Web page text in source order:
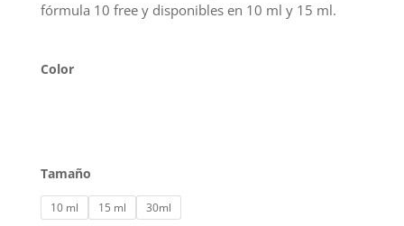
fórmula 10 free y disponibles en 10 ml y 15 ml.
Color
Tamaño
10 ml 15 ml 30ml